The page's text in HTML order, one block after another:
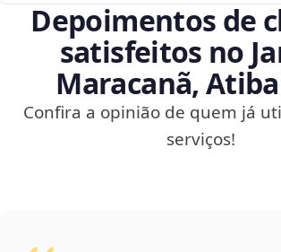
Depoimentos de
satisfeitos no
Maracanã,
Confira a opinião de quem já
serviços!